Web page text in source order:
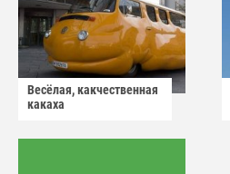
Весёлая, какчественная
какаха